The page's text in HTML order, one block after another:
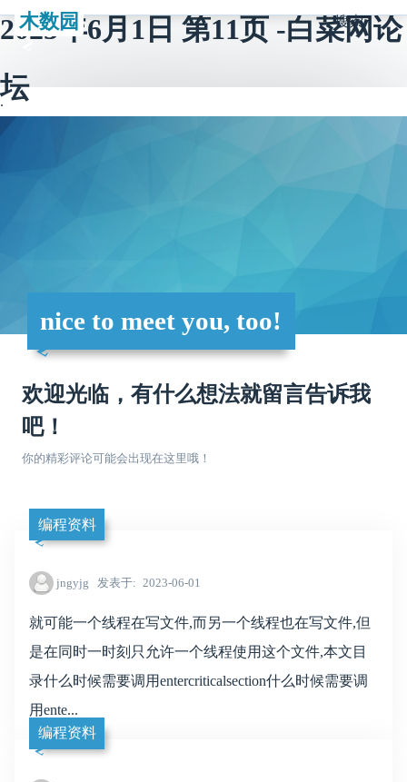
2023年6月1日 第11页 -白菜网论
坛
木数园 搜索
nice to meet you, too!
欢迎光临，有什么想法就留言告诉我
吧！
你的精彩评论可能会出现在这里哦！
编程资料
jngyjg 发表于 2023-06-01
就可能一个线程在写文件,而另一个线程也在写文件,但
是在同时一时刻只允许一个线程使用这个文件,本文目
录什么时候需要调用entercriticalsection什么时候需要调
用ente...
编程资料